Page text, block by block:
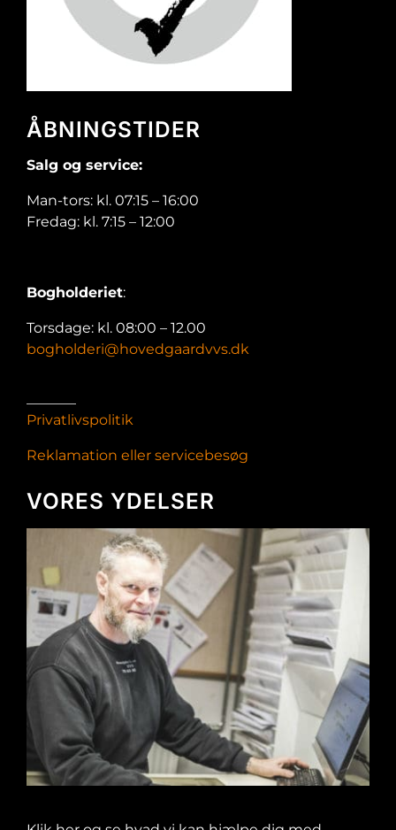
ÅBNINGSTIDER
Salg og service:
Man-tors: kl. 07:15 – 16:00
Fredag: kl. 7:15 – 12:00
Bogholderiet:
Torsdage: kl. 08:00 – 12.00
bogholderi@hovedgaardvvs.dk
Privatlivspolitik
Reklamation eller servicebesøg
VORES YDELSER